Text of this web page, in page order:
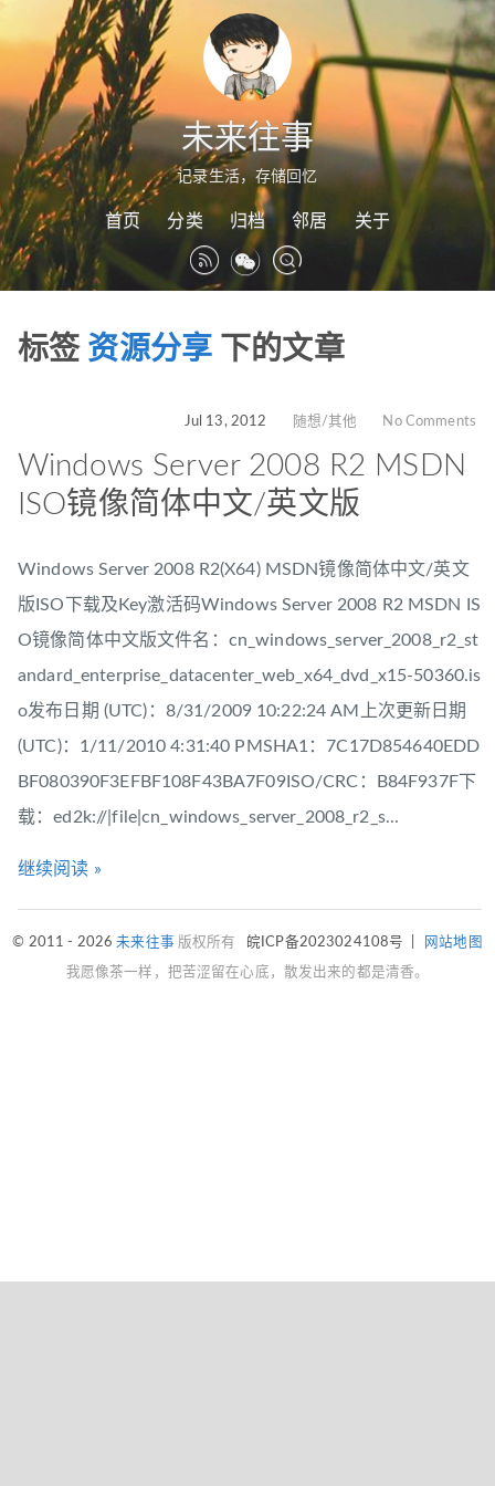
未来往事
记录生活，存储回忆
首页 分类 归档 邻居 关于
标签 资源分享下的文章
Jul 13, 2012 随想/其他 No Comments
Windows Server 2008 R2 MSDN
ISO镜像简体中文/英文版
Windows Server 2008 R2(X64) MSDN镜像简体中文/英文
版ISO下载及Key激活码Windows Server 2008 R2 MSDN IS
O镜像简体中文版文件名：cn_windows_server_2008_r2_st
andard_enterprise_datacenter_web_x64_dvd_x15-50360.is
o发布日期 (UTC)：8/31/2009 10:22:24 AM上次更新日期
(UTC)：1/11/2010 4:31:40 PMSHA1：7C17D854640EDD
BF080390F3EFBF108F43BA7F09ISO/CRC：B84F937F下
载：ed2k://|file|cn_windows_server_2008_r2_s...
继续阅读 »
© 2011 - 2026未来往事 版权所有 皖ICP备2023024108号 网站地图
我愿像茶一样，把苦涩留在心底，散发出来的都是清香。